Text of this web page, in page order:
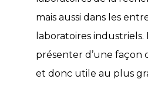
mais aussi dans les
laboratoires industriels.
présenter d’une façon
et donc utile au plus